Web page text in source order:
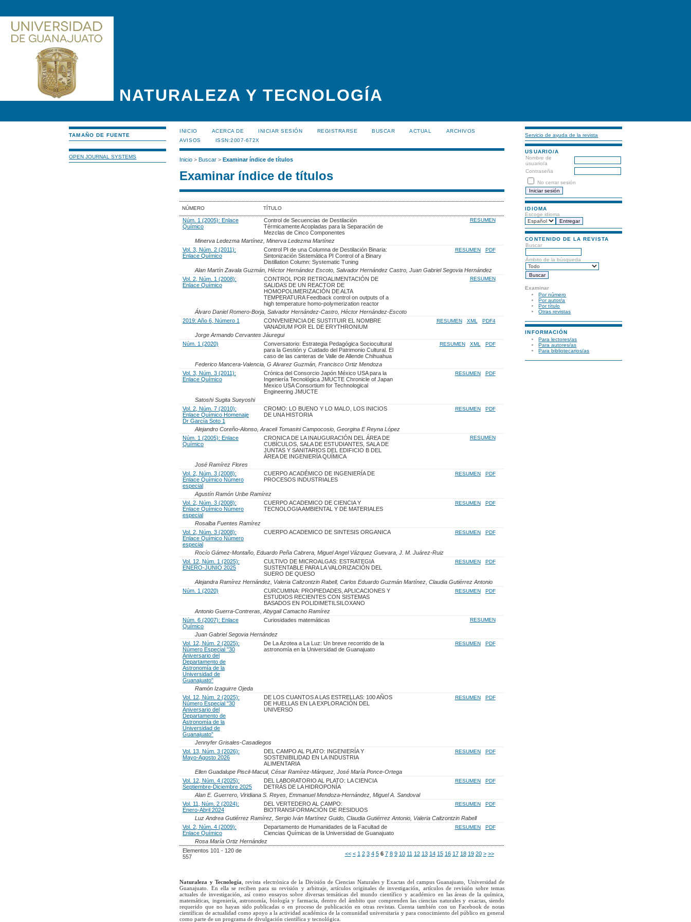
NATURALEZA Y TECNOLOGÍA
TAMAÑO DE FUENTE
OPEN JOURNAL SYSTEMS
Servicio de ayuda de la revista
USUARIO/A
Nombre de
usuario/a
Contraseña
No cerrar sesión
IDIOMA
Escoge idioma
CONTENIDO DE LA REVISTA
Buscar
Ámbito de la búsqueda
Examinar
Por número
Por autor/a
Por título
Otras revistas
INFORMACIÓN
Para lectores/as
Para autores/as
Para bibliotecarios/as
INICIO ACERCA DE INICIAR SESIÓN REGISTRARSE BUSCAR ACTUAL
ARCHIVOS
AVISOS
ISSN:2007-672X
Inicio >Buscar >Examinar índice de títulos
Examinar índice de títulos
NÚMERO TÍTULO
Núm. 1 (2005): Enlace
Químico
Control de Secuencias de Destilación
Térmicamente Acopladas para la Separación de
Mezclas de Cinco Componentes
RESUMEN
Minerva Ledezma Martínez, Minerva Ledezma Martínez
Vol. 3, Núm. 2 (2011):
Enlace Químico
Control PI de una Columna de Destilación Binaria:
Sintonización Sistemática PI Control of a Binary
Distillation Column: Systematic Tuning
RESUMEN PDF
Alan Martín Zavala Guzmán, Héctor Hernández Escoto, Salvador Hernández Castro, Juan Gabriel Segovia Hernández
Vol. 2, Núm. 1 (2008):
Enlace Químico
CONTROL POR RETROALIMENTACIÓN DE
SALIDAS DE UN REACTOR DE
HOMOPOLIMERIZACIÓN DE ALTA
TEMPERATURA Feedback control on outputs of a
high temperature homo-polymerization reactor
RESUMEN
Álvaro Daniel Romero-Borja, Salvador Hernández-Castro, Héctor Hernández-Escoto
2019: Año 6, Número 1
CONVENIENCIA DE SUSTITUIR EL NOMBRE
VANADIUM POR EL DE ERYTHRONIUM
RESUMEN XML PDF4
Jorge Armando Cervantes Jáuregui
Núm. 1 (2020)
Conversatorio: Estrategia Pedagógica Sociocultural
para la Gestión y Cuidado del Patrimonio Cultural. El
caso de las canteras de Valle de Allende Chihuahua
RESUMEN XML PDF
Federico Mancera-Valencia, G Alvarez Guzmán, Francisco Ortiz Mendoza
Vol. 3, Núm. 3 (2011):
Enlace Químico
Crónica del Consorcio Japón México USA para la
Ingeniería Tecnológica JMUCTE Chronicle of Japan
Mexico USA Consortium for Technological
Engineering JMUCTE
RESUMEN PDF
Satoshi Sugita Sueyoshi
Vol. 2, Núm. 7 (2010):
Enlace Químico Homenaje
Dr García Soto 1
CROMO: LO BUENO Y LO MALO, LOS INICIOS
DE UNA HISTORIA
RESUMEN PDF
Alejandro Coreño-Alonso, Araceli Tomasini Campocosio, Georgina E Reyna López
Núm. 1 (2005): Enlace
Químico
CRONICA DE LA INAUGURACIÓN DEL ÁREA DE
CUBÍCULOS, SALA DE ESTUDIANTES, SALA DE
JUNTAS Y SANITARIOS DEL EDIFICIO B DEL
ÁREA DE INGENIERÍA QUÍMICA
RESUMEN
José Ramírez Flores
Vol. 2, Núm. 3 (2008):
Enlace Químico Número
especial
CUERPO ACADÉMICO DE INGENIERÍA DE
PROCESOS INDUSTRIALES
RESUMEN PDF
Agustín Ramón Uribe Ramírez
Vol. 2, Núm. 3 (2008):
Enlace Químico Número
especial
CUERPO ACADEMICO DE CIENCIA Y
TECNOLOGIA AMBIENTAL Y DE MATERIALES
RESUMEN PDF
Rosalba Fuentes Ramírez
Vol. 2, Núm. 3 (2008):
Enlace Químico Número
especial
CUERPO ACADEMICO DE SINTESIS ORGANICA RESUMEN PDF
Rocío Gámez-Montaño, Eduardo Peña Cabrera, Miguel Angel Vázquez Guevara, J. M. Juárez-Ruiz
Vol. 12, Núm. 1 (2025):
ENERO-JUNIO 2025
CULTIVO DE MICROALGAS: ESTRATEGIA
SUSTENTABLE PARA LA VALORIZACIÓN DEL
SUERO DE QUESO
RESUMEN PDF
Alejandra Ramírez Hernández, Valeria Caltzontzin Rabell, Carlos Eduardo Guzmán Martínez, Claudia Gutiérrez Antonio
Núm. 1 (2020)
CURCUMINA: PROPIEDADES, APLICACIONES Y
ESTUDIOS RECIENTES CON SISTEMAS
BASADOS EN POLIDIMETILSILOXANO
RESUMEN PDF
Antonio Guerra-Contreras, Abygail Camacho Ramírez
Núm. 6 (2007): Enlace
Químico
Curiosidades matemáticas RESUMEN
Juan Gabriel Segovia Hernández
Vol. 12, Núm. 2 (2025):
Número Especial "30
Aniversario del
Departamento de
Astronomía de la
Universidad de
Guanajuato"
De La Azotea a La Luz: Un breve recorrido de la
astronomía en la Universidad de Guanajuato
RESUMEN PDF
Ramón Izaguirre Ojeda
Vol. 12, Núm. 2 (2025):
Número Especial "30
Aniversario del
Departamento de
Astronomía de la
Universidad de
Guanajuato"
DE LOS CUANTOS A LAS ESTRELLAS: 100 AÑOS
DE HUELLAS EN LA EXPLORACIÓN DEL
UNIVERSO
RESUMEN PDF
Jennyfer Grisales-Casadiegos
Vol. 13, Núm. 3 (2026):
Mayo-Agosto 2026
DEL CAMPO AL PLATO: INGENIERÍA Y
SOSTENIBILIDAD EN LA INDUSTRIA
ALIMENTARIA
RESUMEN PDF
Ellen Guadalupe Piscil-Macuil, César Ramírez-Márquez, José María Ponce-Ortega
Vol. 12, Núm. 4 (2025):
Septiembre-Diciembre 2025
DEL LABORATORIO AL PLATO: LA CIENCIA
DETRÁS DE LA HIDROPONÍA
RESUMEN PDF
Alan E. Guerrero, Viridiana S. Reyes, Emmanuel Mendoza-Hernández, Miguel A. Sandoval
Vol. 11, Núm. 2 (2024):
Enero-Abril 2024
DEL VERTEDERO AL CAMPO:
BIOTRANSFORMACIÓN DE RESIDUOS
RESUMEN PDF
Luz Andrea Gutiérrez Ramírez, Sergio Iván Martínez Guido, Claudia Gutiérrez Antonio, Valeria Caltzontzin Rabell
Vol. 2, Núm. 4 (2009):
Enlace Químico
Departamento de Humanidades de la Facultad de
Ciencias Químicas de la Universidad de Guanajuato
RESUMEN PDF
Rosa María Ortiz Hernández
Elementos 101 - 120 de
557
<< < 1 2 3 4 5 6 7 8 9 10 11 12 13 14 15 16 17 18 19 20 > >>
Naturaleza y Tecnología , revista electrónica de la División de Ciencias Naturales y Exactas del campus Guanajuato, Universidad de
Guanajuato. En ella se reciben para su revisión y arbitraje, artículos originales de investigación, artículos de revisión sobre temas
actuales de investigación, así como ensayos sobre diversas temáticas del mundo científico y académico en las áreas de la química,
matemáticas, ingeniería, astronomía, biología y farmacia, dentro del ámbito que comprenden las ciencias naturales y exactas, siendo
requerido que no hayan sido publicadas o en proceso de publicación en otras revistas. Cuenta también con un Facebook de notas
científicas de actualidad como apoyo a la actividad académica de la comunidad universitaria y para conocimiento del público en general
como parte de un programa de divulgación científica y tecnológica.